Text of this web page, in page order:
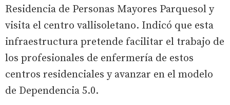
Residencia de Personas Mayores Parquesol y
visita el centro vallisoletano. Indicó que esta
infraestructura pretende facilitar el trabajo de
los profesionales de enfermería de estos
centros residenciales y avanzar en el modelo
de Dependencia 5.0.